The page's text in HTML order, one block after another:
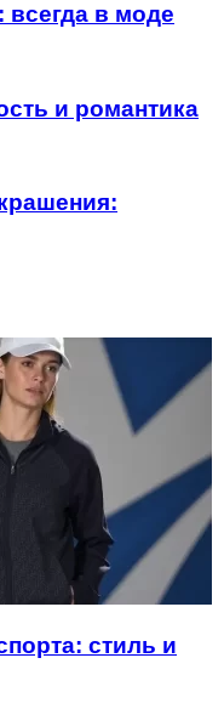
всегда в моде
и романтика
стиль и